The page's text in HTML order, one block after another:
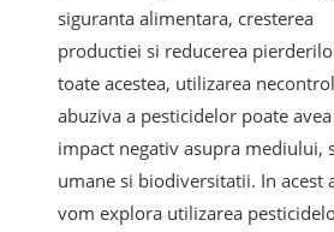
siguranta alimentara, cresterea
productiei si reducerea
toate acestea, utilizarea
abuziva a pesticidelor poate
impact negativ asupra mediului,
umane si biodiversitatii. In acest
vom explora utilizarea